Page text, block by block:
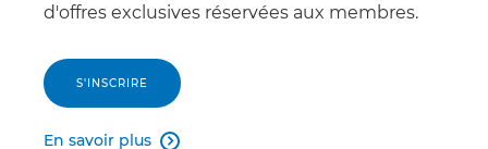
d'offres exclusives réservées aux membres.
S'INSCRIRE
En savoir plus 